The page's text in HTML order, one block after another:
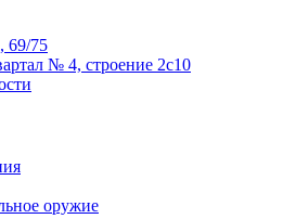
69/75
№ 4, строение 2с10
оружие